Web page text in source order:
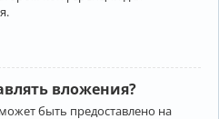
вложения?
быть предоставлено на